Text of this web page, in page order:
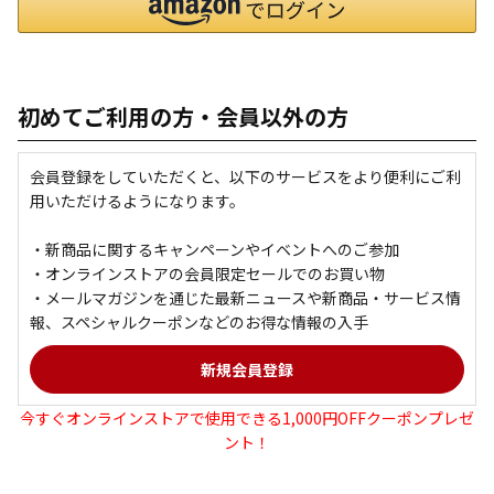
初めてご利用の方・会員以外の方
会員登録をしていただくと、以下のサービスをより便利にご利
用いただけるようになります。
・新商品に関するキャンペーンやイベントへのご参加
・オンラインストアの会員限定セールでのお買い物
・メールマガジンを通じた最新ニュースや新商品・サービス情
報、スペシャルクーポンなどのお得な情報の入手
今すぐオンラインストアで使用できる1,000円OFFクーポンプレゼ
ント！